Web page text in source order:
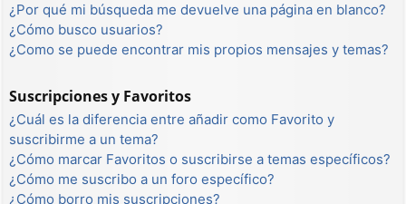
¿Por qué mi búsqueda me devuelve una página en blanco?
¿Cómo busco usuarios?
¿Como se puede encontrar mis propios mensajes y temas?
Suscripciones y Favoritos
¿Cuál es la diferencia entre añadir como Favorito y
suscribirme a un tema?
¿Cómo marcar Favoritos o suscribirse a temas específicos?
¿Cómo me suscribo a un foro específico?
¿Cómo borro mis suscripciones?